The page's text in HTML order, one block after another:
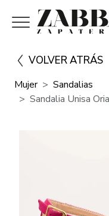
VOLVER ATRÁS
Mujer
Sandalias
Sandalia Unisa